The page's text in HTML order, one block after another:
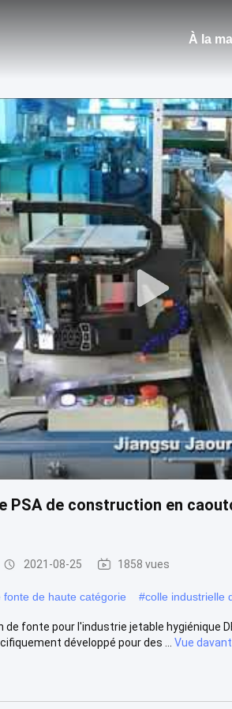
À la
PSA de construction en
2021-08-25 1858 vues
fonte de haute catégorie #colle industrielle
fonte pour l'industrie jetable hygiénique
développé pour des ...
Vue